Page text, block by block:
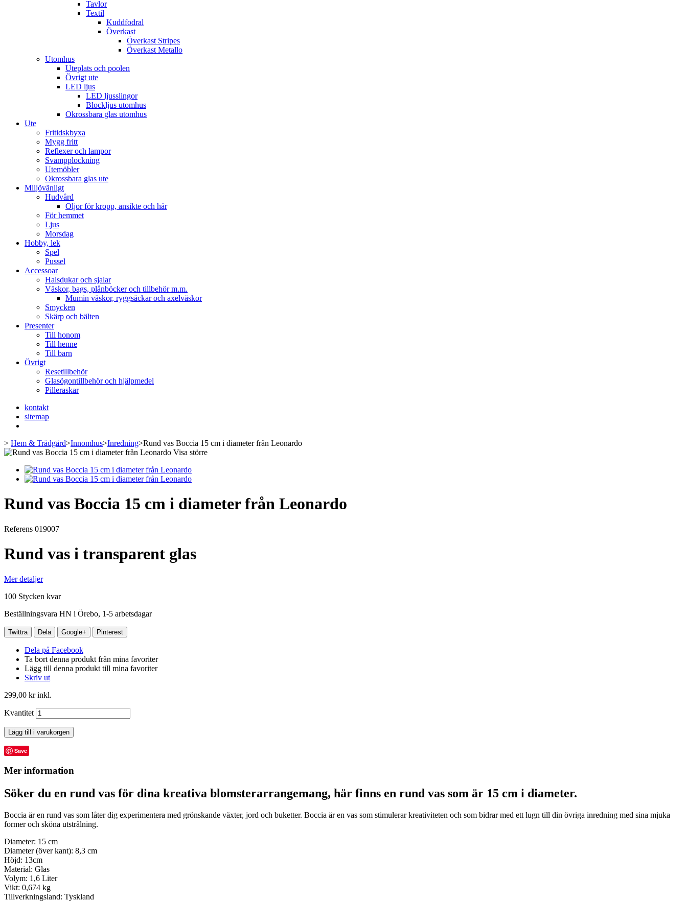
Tavlor
Textil
Kuddfodral
Överkast
Överkast Stripes
Överkast Metallo
Utomhus
Uteplats och poolen
Övrigt ute
LED ljus
LED ljusslingor
Blockljus utomhus
Okrossbara glas utomhus
Ute
Fritidskbyxa
Mygg fritt
Reflexer och lampor
Svampplockning
Utemöbler
Okrossbara glas ute
Miljövänligt
Hudvård
Oljor för kropp, ansikte och hår
För hemmet
Ljus
Morsdag
Hobby, lek
Spel
Pussel
Accessoar
Halsdukar och sjalar
Väskor, bags, plånböcker och tillbehör m.m.
Mumin väskor, ryggsäckar och axelväskor
Smycken
Skärp och bälten
Presenter
Till honom
Till henne
Till barn
Övrigt
Resetillbehör
Glasögontillbehör och hjälpmedel
Pilleraskar
kontakt
sitemap
> Hem & Trädgård>Innomhus>Inredning>Rund vas Boccia 15 cm i diameter från Leonardo
Visa större
Rund vas Boccia 15 cm i diameter från Leonardo
Referens 019007
Rund vas i transparent glas
Mer detaljer
100 Stycken kvar
Beställningsvara HN i Örebo, 1-5 arbetsdagar
Twittra Dela Google+ Pinterest
Dela på Facebook
Ta bort denna produkt från mina favoriter
Lägg till denna produkt till mina favoriter
Skriv ut
299,00 krinkl.
Kvantitet
Lägg till i varukorgen
Save
Mer information
Söker du en rund vas för dina kreativa blomsterarrangemang, här finns en rund vas som är 15 cm i diameter.
Boccia är en rund vas som låter dig experimentera med grönskande växter, jord och buketter. Boccia är en vas som stimulerar kreativiteten och som bidrar med ett lugn till din övriga inredning med sina mjuka
former och sköna utstrålning.
Diameter: 15 cm
Diameter(över kant): 8,3 cm
Höjd: 13cm
Material: Glas
Volym: 1,6 Liter
Vikt: 0,674 kg
Tillverkningsland: Tyskland